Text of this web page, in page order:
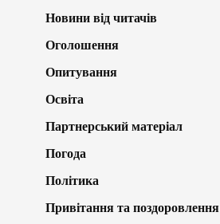
Новини від читачів
Оголошення
Опитування
Освіта
Партнерський матеріал
Погода
Політика
Привітання та поздоровлення